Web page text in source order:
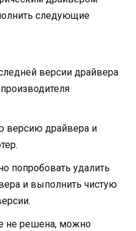
следующие
версии драйвера
версию драйвера и
попробовать удалить
и выполнить чистую
не решена, можно